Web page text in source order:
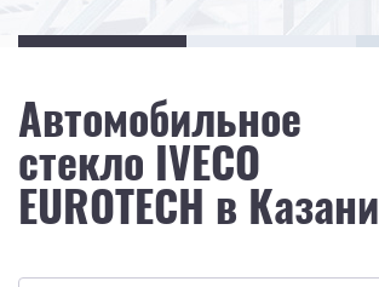
Автомобильное
стекло IVECO
EUROTECH в Казани